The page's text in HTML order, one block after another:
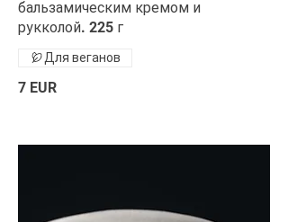
бальзамическим кремом и
рукколой. 225 г
7 EUR
Для веганов